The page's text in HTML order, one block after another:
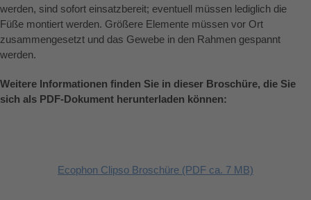
werden, sind sofort einsatzbereit; eventuell müssen lediglich die
Füße montiert werden. Größere Elemente müssen vor Ort
zusammengesetzt und das Gewebe in den Rahmen gespannt
werden.
Weitere Informationen finden Sie in dieser Broschüre, die Sie
sich als PDF-Dokument herunterladen können:
Ecophon Clipso Broschüre (PDF ca. 7 MB)